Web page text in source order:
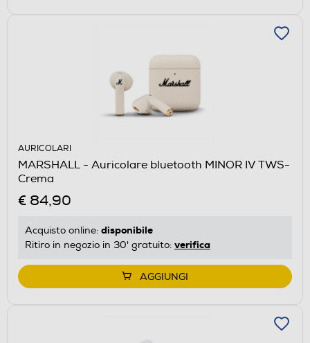
AURICOLARI
MARSHALL - Auricolare bluetooth MINOR IV TWS-
Crema
€ 84,90
Acquisto online: disponibile
Ritiro in negozio in 30' gratuito: verifica
AGGIUNGI